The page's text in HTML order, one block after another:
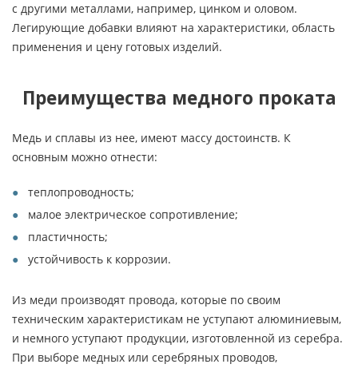
с другими металлами, например, цинком и оловом.
Легирующие добавки влияют на характеристики, область
применения и цену готовых изделий.
Преимущества медного проката
Медь и сплавы из нее, имеют массу достоинств. К
основным можно отнести:
теплопроводность;
малое электрическое сопротивление;
пластичность;
устойчивость к коррозии.
Из меди производят провода, которые по своим
техническим характеристикам не уступают алюминиевым,
и немного уступают продукции, изготовленной из серебра.
При выборе медных или серебряных проводов,